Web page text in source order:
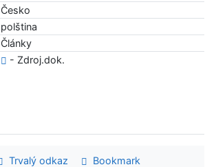
Česko
polština
Články
- Zdroj.dok.
Trvalý odkaz
Bookmark